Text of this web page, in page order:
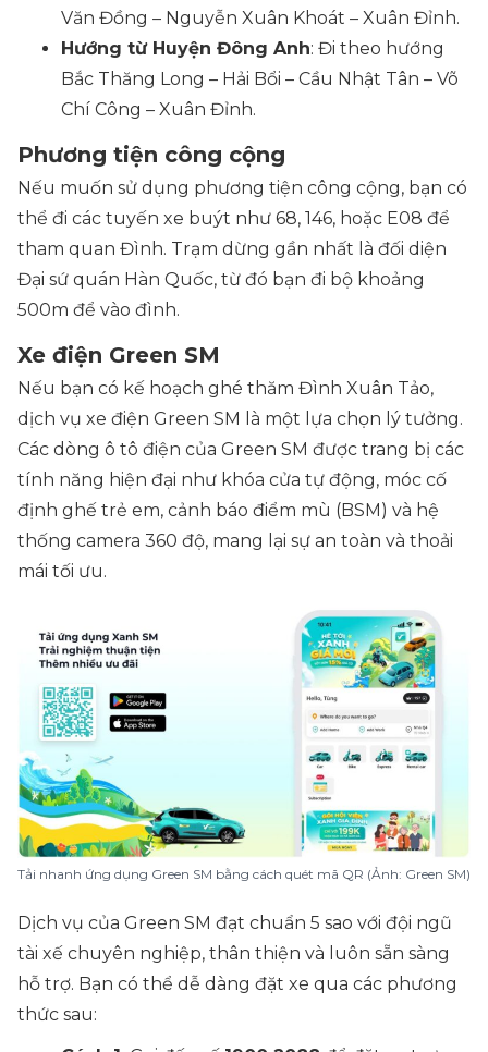
Văn Đồng – Nguyễn Xuân Khoát – Xuân Đỉnh.
Hướng từ Huyện Đông Anh: Đi theo hướng
Bắc Thăng Long – Hải Bổi – Cầu Nhật Tân – Võ
Chí Công – Xuân Đỉnh.
Phương tiện công cộng
Nếu muốn sử dụng phương tiện công cộng, bạn có
thể đi các tuyến xe buýt như 68, 146, hoặc E08 để
tham quan Đình. Trạm dừng gần nhất là đối diện
Đại sứ quán Hàn Quốc, từ đó bạn đi bộ khoảng
500m để vào đình.
Xe điện Green SM
Nếu bạn có kế hoạch ghé thăm Đình Xuân Tảo,
dịch vụ xe điện Green SM là một lựa chọn lý tưởng.
Các dòng ô tô điện của Green SM được trang bị các
tính năng hiện đại như khóa cửa tự động, móc cố
định ghế trẻ em, cảnh báo điểm mù (BSM) và hệ
thống camera 360 độ, mang lại sự an toàn và thoải
mái tối ưu.
Tải nhanh ứng dụng Green SM bằng cách quét mã QR (Ảnh: Green SM)
Dịch vụ của Green SM đạt chuẩn 5 sao với đội ngũ
tài xế chuyên nghiệp, thân thiện và luôn sẵn sàng
hỗ trợ. Bạn có thể dễ dàng đặt xe qua các phương
thức sau: